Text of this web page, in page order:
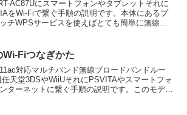
AC87Uにスマートフォンやタブレットそれに
をWi-Fiで繋ぐ手順の説明です。本体にあるプ
チWPSサービスを使えばとても簡単に無線
Fiつなぎかた
対応マルチバンド無線ブロードバンドルー
天堂3DSやWiiUそれにPSVITAやスマートフォ
ターネットに繋ぐ手順の説明です。このモデル